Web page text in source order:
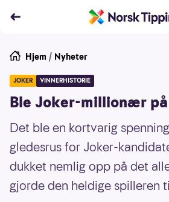
Hjem / Nyheter
JOKER VINNERHISTORIE
Ble Joker-millionær
Det ble en kortvarig
gledesrus for Joker-
dukket nemlig opp på det
gjorde den heldige spilleren